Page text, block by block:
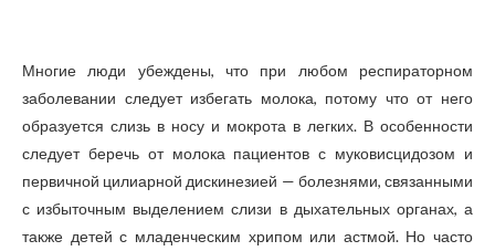
Многие люди убеждены, что при любом респираторном
заболевании следует избегать молока, потому что от него
образуется слизь в носу и мокрота в легких. В особенности
следует беречь от молока пациентов с муковисцидозом и
первичной цилиарной дискинезией — болезнями, связанными
с избыточным выделением слизи в дыхательных органах, а
также детей с младенческим хрипом или астмой. Но часто